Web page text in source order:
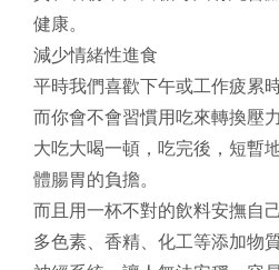
健康。
減少情緒性進食
平時我們喜歡下午或工作疲累
而你會不會習慣用吃來轉換壓
大吃大喝一頓，吃完後，短暫
體腸胃的負擔。
而且用一杯不對的飲料安撫自
多色素、香精、化工等添加物